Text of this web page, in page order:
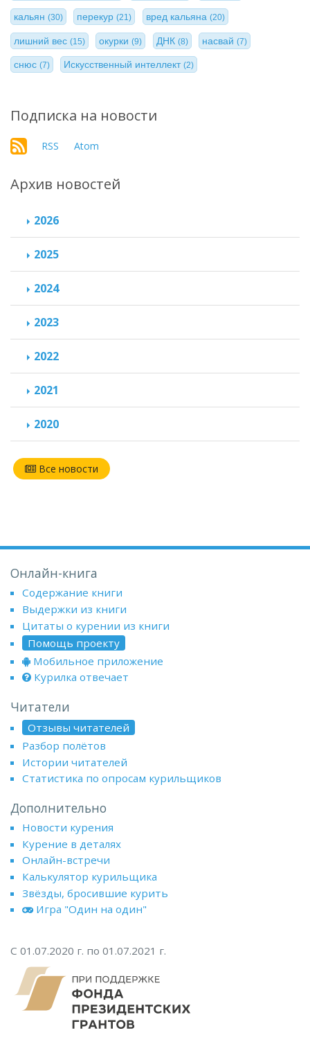
кальян (30) перекур(21) вред кальяна (20)
лишний вес (15) окурки(9) ДНК (8) насвай(7)
снюс (7) Искусственный интеллект(2)
Подписка на новости
RSS Atom
Архив новостей
2026
2025
2024
2023
2022
2021
2020
Все новости
Онлайн-книга
Содержание книги
Выдержки из книги
Цитаты о курении из книги
Помощь проекту
Мобильное приложение
Курилка отвечает
Читатели
Отзывы читателей
Разбор полётов
Истории читателей
Статистика по опросам курильщиков
Дополнительно
Новости курения
Курение в деталях
Онлайн-встречи
Калькулятор курильщика
Звёзды, бросившие курить
Игра "Один на один"
С 01.07.2020 г. по 01.07.2021 г.